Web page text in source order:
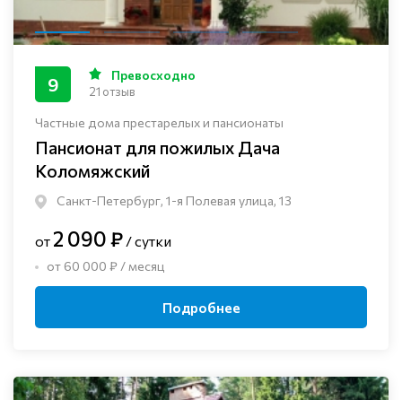
Частные дома престарелых и пансионаты
Пансионат для пожилых Дача
Коломяжский
Санкт-Петербург, 1-я Полевая улица, 13
9 Превосходно
21 отзыв
от 2 090 ₽ / сутки
от 60 000 ₽ / месяц
Подробнее